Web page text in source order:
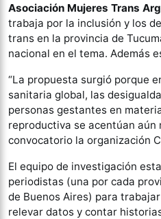
Asociación Mujeres Trans
trabaja por la inclusión y los
trans en la provincia de
nacional en el tema. Además
“La propuesta surgió porque
sanitaria global, las
personas gestantes en
reproductiva se acentúan aún
convocatorio la organización
El equipo de investigación
periodistas (una por cada
de Buenos Aires) para
relevar datos y contar